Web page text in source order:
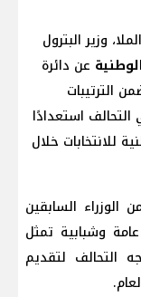
وزير البترول
عن دائرة
انتخابات مجلس النواب 2025، ضمن الترتيبات
التحالف استعدادًا
للانتخابات خلال
السابقين
عامة وشبابية تمثل
التحالف لتقديم